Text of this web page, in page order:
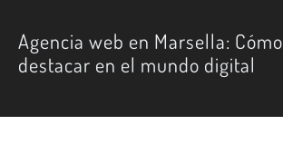
Agencia web en Marsella: Cómo
destacar en el mundo digital